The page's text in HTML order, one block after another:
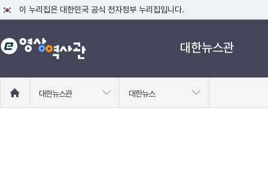
이 누리집은 대한민국 공식 전자정부 누리집입니다.
공식 누리집 주소 확인하기
go.kr 주소를 사용하는 누리집은 대한민국 정부기관이 관리하는 누리집입니
대한뉴스관
로
대한뉴스관 대한뉴스